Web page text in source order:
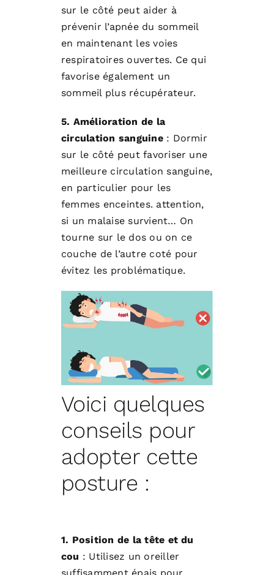
sur le côté peut aider à
prévenir l’apnée du sommeil
en maintenant les voies
respiratoires ouvertes. Ce qui
favorise également un
sommeil plus récupérateur.
5. Amélioration de la
circulation sanguine : Dormir
sur le côté peut favoriser une
meilleure circulation sanguine,
en particulier pour les
femmes enceintes. attention,
si un malaise survient… On
tourne sur le dos ou on ce
couche de l’autre coté pour
évitez les problématique.
Voici quelques
conseils pour
adopter cette
posture :
1. Position de la tête et du
cou : Utilisez un oreiller